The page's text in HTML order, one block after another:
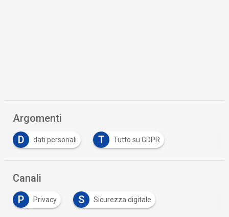
Argomenti
D
dati personali T Tutto su GDPR
Canali
P
Privacy S Sicurezza digitale